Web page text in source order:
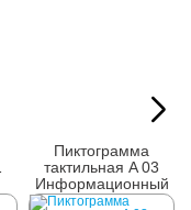
Пиктограмма
тактильная A 03
Информационный
стенд